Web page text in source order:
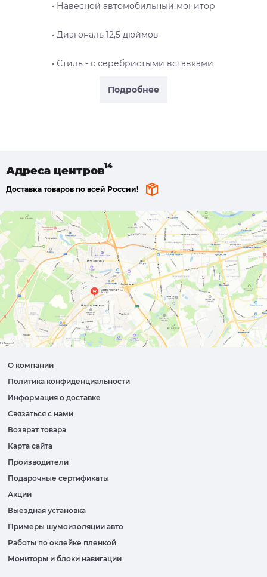
Подробнее
• Навесной автомобильный монитор
• Диагональ 12,5 дюймов
• Стиль - c серебристыми вставками
Адреса центров
Доставка товаров по всей России!
О компании
Политика конфиденциальности
Информация о доставке
Связаться с нами
Возврат товара
Карта сайта
Производители
Подарочные сертификаты
Акции
Выездная установка
Примеры шумоизоляции авто
Работы по оклейке пленкой
Мониторы и блоки навигации